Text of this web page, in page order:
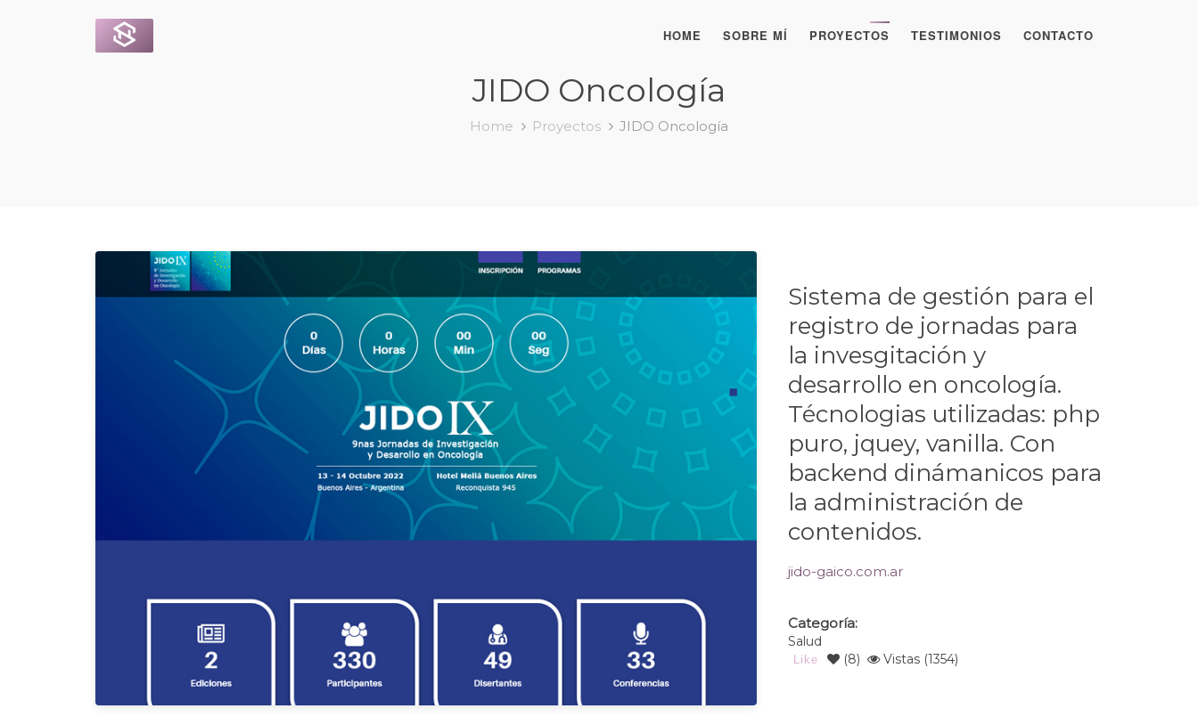
HOME SOBRE MÍ PROYECTOS TESTIMONIOS CONTACTO
JIDO Oncología
Home Proyectos JIDO Oncología
Sistema de gestión para el
registro de jornadas para
la invesgitación y
desarrollo en oncología.
Técnologias utilizadas: php
puro, jquey, vanilla. Con
backend dinámanicos para
la administración de
contenidos.
jido-gaico.com.ar
Categoría:
Salud
(8) Vistas (1354)